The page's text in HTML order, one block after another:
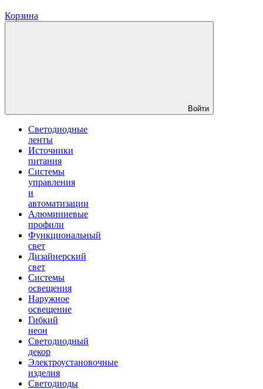
Корзина
Войти
Светодиодные
ленты
Источники
питания
Системы
управления
и
автоматизации
Алюминиевые
профили
Функциональный
свет
Дизайнерский
свет
Системы
освещения
Наружное
освещение
Гибкий
неон
Светодиодный
декор
Электроустановочные
изделия
Светодиоды